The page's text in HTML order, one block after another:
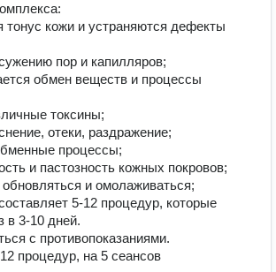
тонус кожи и устраняются дефекты
пор и капилляров;
обмен веществ и процессы
токсины;
отеки, раздражение;
процессы;
и пастозность кожных покровов;
и омолаживаться;
5-12 процедур, которые
в 3-10 дней.
с противопоказаниями.
процедур, на 5 сеансов